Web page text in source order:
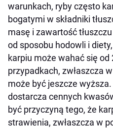
Miruna – delikatna
Śledzie na Wigilię –
formie
Halibut – kaloryczny,
Jaki sposób
dla psa?
Dlaczego ryby są
Podsumowanie
warunkach, ryby często
bogatymi w składniki
masę i zawartość
od sposobu hodowli i
karpiu może wahać się od
przypadkach, zwłaszcza
może być jeszcze
dostarcza cennych
być przyczyną tego, że
strawienia, zwłaszcza w